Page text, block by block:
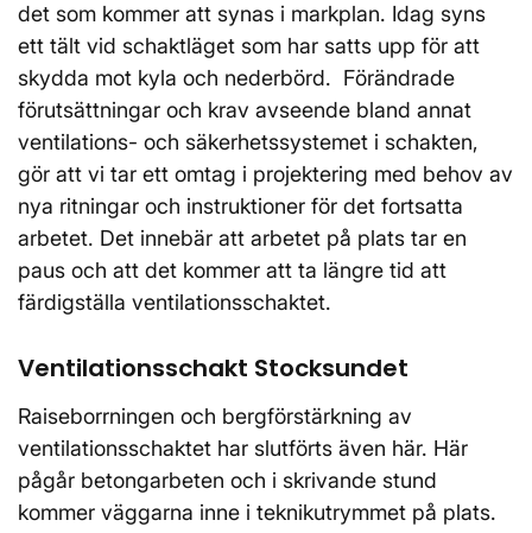
det som kommer att synas i markplan. Idag syns
ett tält vid schaktläget som har satts upp för att
skydda mot kyla och nederbörd. Förändrade
förutsättningar och krav avseende bland annat
ventilations- och säkerhetssystemet i schakten,
gör att vi tar ett omtag i projektering med behov av
nya ritningar och instruktioner för det fortsatta
arbetet. Det innebär att arbetet på plats tar en
paus och att det kommer att ta längre tid att
färdigställa ventilationsschaktet.
Ventilationsschakt Stocksundet
Raiseborrningen och bergförstärkning av
ventilationsschaktet har slutförts även här. Här
pågår betongarbeten och i skrivande stund
kommer väggarna inne i teknikutrymmet på plats.